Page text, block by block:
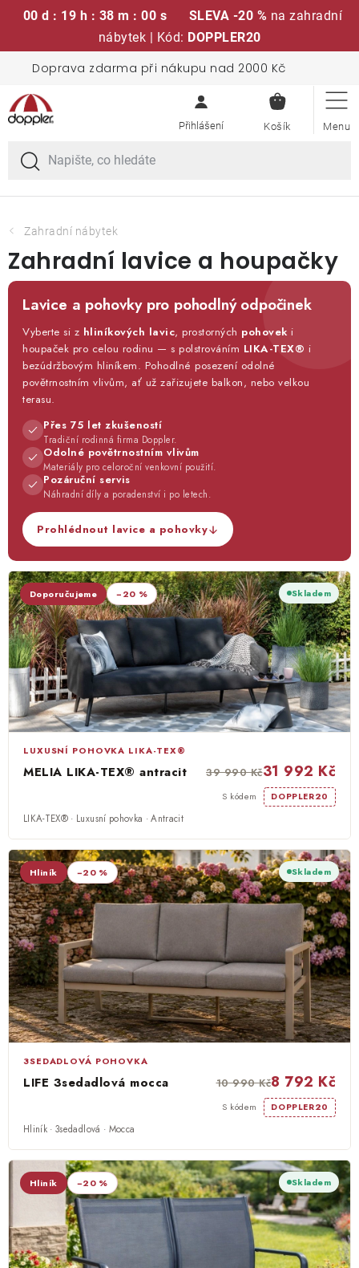
00 d : 19 h : 37 m : 59 s SLEVA -20 % na zahradní
nábytek | Kód: DOPPLER20
obsah
Doprava zdarma při nákupu nad 2000 Kč
KOŠÍK
Sedací soupravy
Slunečníky
Křesla a židle
Stoly
Lavice a houpačky
Lehátka
Deštníky
Gastro produkty
Kolekce
Prodávané značky
Klub výhod
Naše katalogy
O nás
Zahradní nábytek
Zahradní lavice a houpačky
Lavice a pohovky pro pohodlný odpočinek
Vyberte si z hliníkových lavic, prostorných pohovek i
houpaček pro celou rodinu — s polstrováním LIKA-TEX® i
bezúdržbovým hliníkem. Pohodlné posezení odolné
povětrnostním vlivům, ať už zařizujete balkon, nebo velkou
terasu.
Přes 75 let zkušeností
Tradiční rodinná firma Doppler.
Odolné povětrnostním vlivům
Materiály pro celoroční venkovní použití.
Pozáruční servis
Náhradní díly a poradenství i po letech.
Prohlédnout lavice a pohovky
Doporučujeme −20 % Skladem
LUXUSNÍ POHOVKA LIKA-TEX®
MELIA LIKA-TEX® antracit 39 990 Kč31 992 Kč
S kódem DOPPLER20
LIKA-TEX® · Luxusní pohovka · Antracit
Hliník −20 % Skladem
3SEDADLOVÁ POHOVKA
LIFE 3sedadlová mocca 10 990 Kč8 792 Kč
S kódem DOPPLER20
Hliník · 3sedadlová · Mocca
Hliník −20 % Skladem